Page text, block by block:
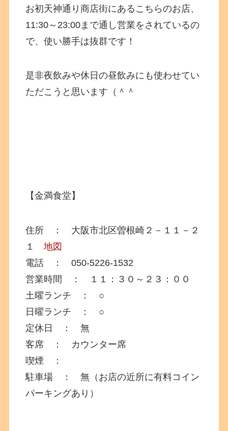
お初天神通り商店街にあるこちらのお店、
11:30～23:00まで通し営業をされているの
で、使い勝手は抜群です！
是非夜飲みや休日の昼飲みにも使わせてい
ただこうと思います（＾＾
【金満食堂】
住所 ： 大阪市北区曽根崎２－１１－２
１地図
電話 ： 050-5226-1532
営業時間 ： １１：３０～２３：００
土曜ランチ ： ○
日曜ランチ ： ○
定休日 ： 無
客席 ： カウンター席
喫煙 ：
駐車場 ： 無（お店の近所に有料コイン
パーキングあり）